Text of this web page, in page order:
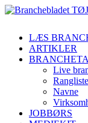
LÆS
ARTIKLER
Live
Navne
JOBBØRS